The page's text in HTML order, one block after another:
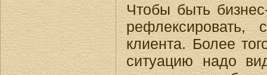
Чтобы быть
рефлексировать,
клиента. Более
ситуацию надо